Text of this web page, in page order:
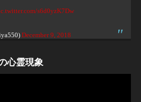
s6d0yzK7Dw
December 9, 2018
心霊現象